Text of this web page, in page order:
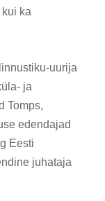
ka
uurija
ja
Tomps,
edendajad
Eesti
juhataja